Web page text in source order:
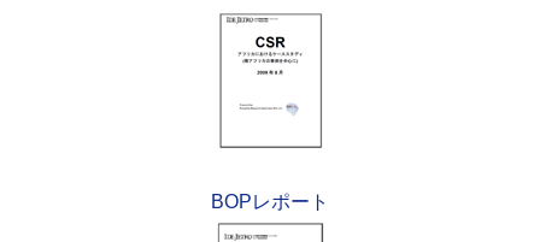
BOPレポート